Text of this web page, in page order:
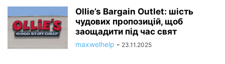
Ollie’s Bargain Outlet: шість
чудових пропозицій, щоб
заощадити під час свят
maxwelhelp - 23.11.2025